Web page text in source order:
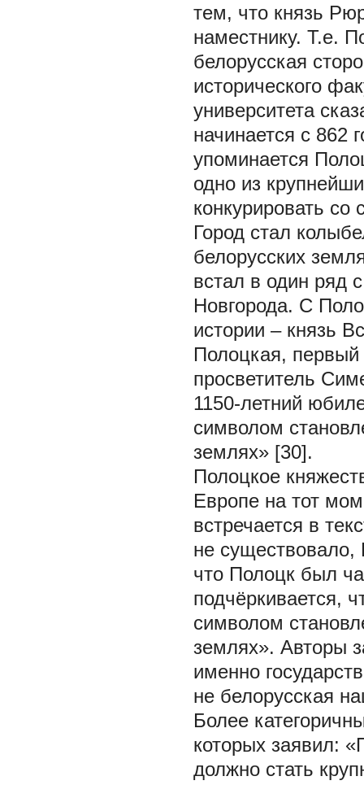
тем, что князь
наместнику. Т.е.
белорусская
исторического
университета
начинается с 862
упоминается
одно из
конкурировать
Город стал
белорусских
встал в один ряд
Новгорода. С
истории ‒ князь
Полоцкая, первый
просветитель
1150-летний
символом
землях» [30].
Полоцкое
Европе на тот
встречается в
не существовало,
что Полоцк был
подчёркивается,
символом
землях». Авторы
именно
не белорусская
Более
которых заявил:
должно стать